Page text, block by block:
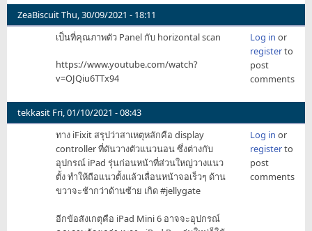
ZeaBiscuitThu, 30/09/2021 - 18:11
เป็นที่คุณภาพตัว Panel กับ horizontal scan
https://www.youtube.com/watch?
v=OJQiu6TTx94
Log in or
registerto
post
comments
tekkasit Fri, 01/10/2021 - 08:43
ทาง iFixit สรุปว่าสาเหตุหลักคือ display
controller ที่ดันวางตัวแนวนอน ซึ่งต่างกับ
อุปกรณ์ iPad รุ่นก่อนหน้าที่ส่วนใหญ่วางแนว
ตั้ง ทำให้ถือแนวตั้งแล้วเลื่อนหน้าจอเร็วๆ ด้าน
ขวาจะช้ากว่าด้านซ้าย เกิด #jellygate
อีกข้อสังเกตุคือ iPad Mini 6 อาจจะอุปกรณ์
Log in or
registerto
post
comments